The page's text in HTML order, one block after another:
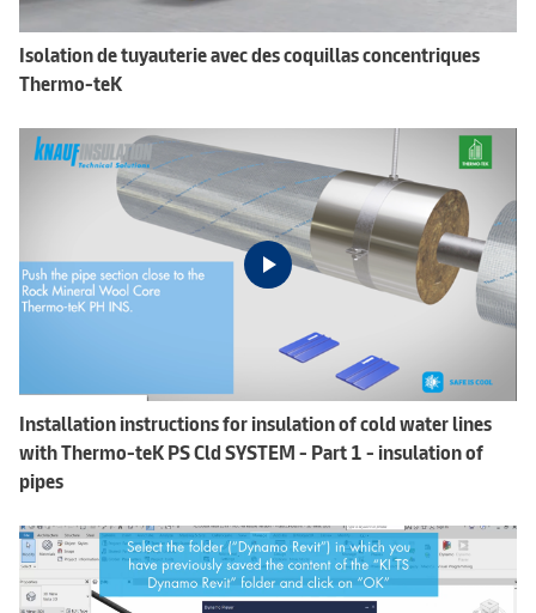
Isolation de tuyauterie avec des coquillas concentriques
Thermo-teK
Installation instructions for insulation of cold water lines
with Thermo-teK PS Cld SYSTEM - Part 1 - insulation of
pipes